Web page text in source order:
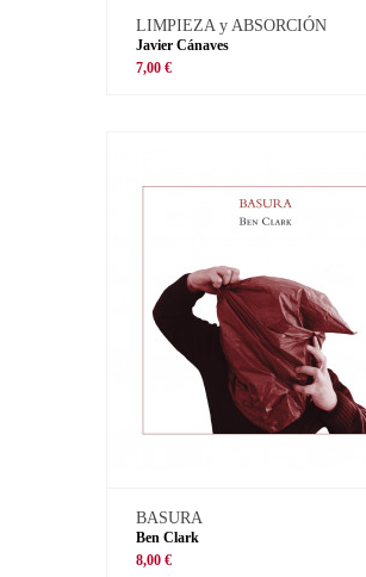
LIMPIEZA y ABSORCIÓN
Javier Cánaves
7,00 €
BASURA
Ben Clark
8,00 €